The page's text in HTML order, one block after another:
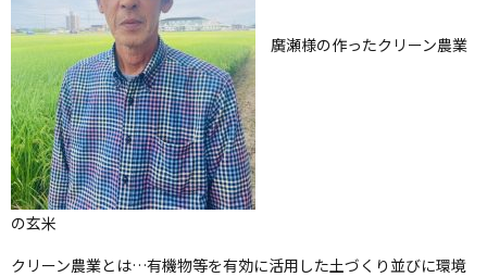
廣瀬様の作ったクリーン農業
の玄米
クリーン農業とは…有機物等を有効に活用した土づくり並びに環境